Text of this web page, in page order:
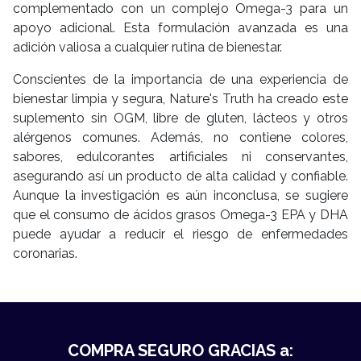
complementado con un complejo Omega-3 para un
apoyo adicional. Esta formulación avanzada es una
adición valiosa a cualquier rutina de bienestar.
Conscientes de la importancia de una experiencia de
bienestar limpia y segura, Nature's Truth ha creado este
suplemento sin OGM, libre de gluten, lácteos y otros
alérgenos comunes. Además, no contiene colores,
sabores, edulcorantes artificiales ni conservantes,
asegurando así un producto de alta calidad y confiable.
Aunque la investigación es aún inconclusa, se sugiere
que el consumo de ácidos grasos Omega-3 EPA y DHA
puede ayudar a reducir el riesgo de enfermedades
coronarias.
COMPRA SEGURO GRACIAS a: